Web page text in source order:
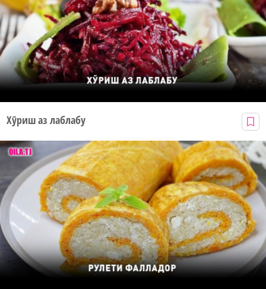
Хӯриш аз лаблабу